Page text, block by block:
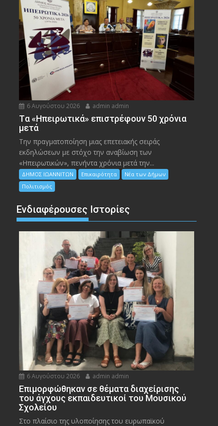
6 Αυγούστου 2026 admin admin
Tα «Ηπειρωτικά» επιστρέφουν 50 χρόνια
μετά
Την πραγματοποίηση μιας επετειακής σειράς
εκδηλώσεων με στόχο την αναβίωση των
«Ηπειρωτικών», πενήντα χρόνια μετά την...
ΔΗΜΟΣ ΙΩΑΝΝΙΤΩΝ Επικαιρότητα
Νέα των Δήμων
Πολιτισμός
Ενδιαφέρουσες Ιστορίες
6 Αυγούστου 2026 admin admin
Eπιμορφώθηκαν σε θέματα διαχείρισης
του άγχους εκπαιδευτικοί του Μουσικού
Σχολείου
Στο πλαίσιο της υλοποίησης του ευρωπαϊκού